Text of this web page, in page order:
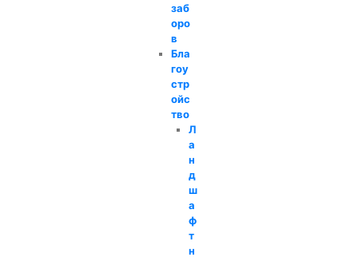
заб
оро
в
Бла
гоу
стр
ойс
тво
Л
а
н
д
ш
а
ф
т
н